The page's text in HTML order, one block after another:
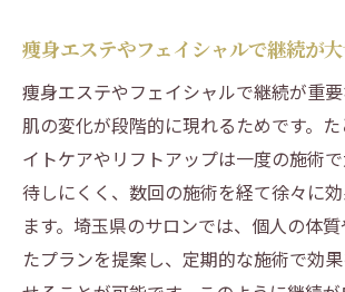
痩身エステやフェイシャルで継続が
痩身エステやフェイシャルで継続が重
肌の変化が段階的に現れるためです。
イトケアやリフトアップは一度の施術
待しにくく、数回の施術を経て徐々に
ます。埼玉県のサロンでは、個人の体
たプランを提案し、定期的な施術で効